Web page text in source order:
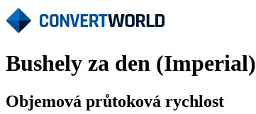
Bushely za den (Imperial)
Objemová průtoková rychlost